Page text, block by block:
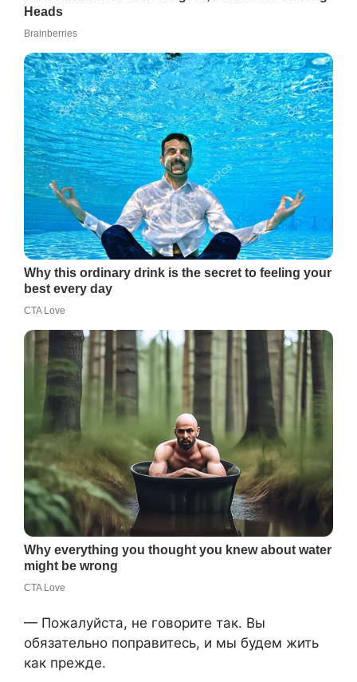
— Пожалуйста, не говорите так. Вы
обязательно поправитесь, и мы будем жить
как прежде.